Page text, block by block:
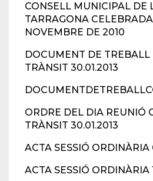
CONSELL MUNICIPAL DE
TARRAGONA
NOVEMBRE DE 2010
DOCUMENT DE TREBALL
TRÀNSIT 30.01.2013
ORDRE DEL DIA REUNIÓ
TRÀNSIT 30.01.2013
ACTA SESSIÓ
ACTA SESSIÓ ORDINÀRIA